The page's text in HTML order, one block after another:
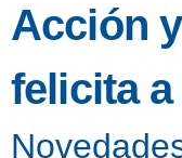
Acción
felicita